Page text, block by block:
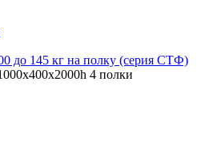
до 145 кг на полку (серия СТФ)
4 полки